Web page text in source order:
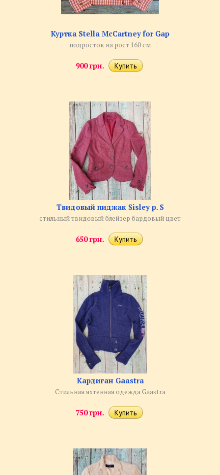
Куртка Stella McCartney for Gap
подросток на рост 160 см
900 грн.
Твидовый пиджак Sisley р. S
стильный твидовый блейзер бардовый цвет
650 грн.
Кардиган Gaastra
Стильная яхтенная одежда Gaastra
750 грн.